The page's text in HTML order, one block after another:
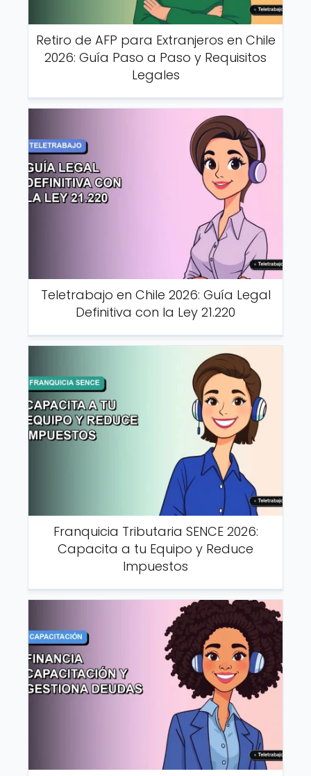
Retiro de AFP para Extranjeros en Chile
2026: Guía Paso a Paso y Requisitos
Legales
Teletrabajo en Chile 2026: Guía Legal
Definitiva con la Ley 21.220
Franquicia Tributaria SENCE 2026:
Capacita a tu Equipo y Reduce
Impuestos